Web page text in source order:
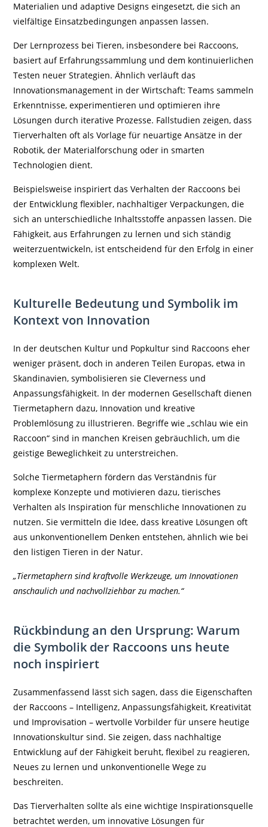
Materialien und adaptive Designs eingesetzt, die sich an
vielfältige Einsatzbedingungen anpassen lassen.
Der Lernprozess bei Tieren, insbesondere bei Raccoons,
basiert auf Erfahrungssammlung und dem kontinuierlichen
Testen neuer Strategien. Ähnlich verläuft das
Innovationsmanagement in der Wirtschaft: Teams sammeln
Erkenntnisse, experimentieren und optimieren ihre
Lösungen durch iterative Prozesse. Fallstudien zeigen, dass
Tierverhalten oft als Vorlage für neuartige Ansätze in der
Robotik, der Materialforschung oder in smarten
Technologien dient.
Beispielsweise inspiriert das Verhalten der Raccoons bei
der Entwicklung flexibler, nachhaltiger Verpackungen, die
sich an unterschiedliche Inhaltsstoffe anpassen lassen. Die
Fähigkeit, aus Erfahrungen zu lernen und sich ständig
weiterzuentwickeln, ist entscheidend für den Erfolg in einer
komplexen Welt.
Kulturelle Bedeutung und Symbolik im
Kontext von Innovation
In der deutschen Kultur und Popkultur sind Raccoons eher
weniger präsent, doch in anderen Teilen Europas, etwa in
Skandinavien, symbolisieren sie Cleverness und
Anpassungsfähigkeit. In der modernen Gesellschaft dienen
Tiermetaphern dazu, Innovation und kreative
Problemlösung zu illustrieren. Begriffe wie „schlau wie ein
Raccoon“ sind in manchen Kreisen gebräuchlich, um die
geistige Beweglichkeit zu unterstreichen.
Solche Tiermetaphern fördern das Verständnis für
komplexe Konzepte und motivieren dazu, tierisches
Verhalten als Inspiration für menschliche Innovationen zu
nutzen. Sie vermitteln die Idee, dass kreative Lösungen oft
aus unkonventionellem Denken entstehen, ähnlich wie bei
den listigen Tieren in der Natur.
„Tiermetaphern sind kraftvolle Werkzeuge, um Innovationen
anschaulich und nachvollziehbar zu machen.“
Rückbindung an den Ursprung: Warum
die Symbolik der Raccoons uns heute
noch inspiriert
Zusammenfassend lässt sich sagen, dass die Eigenschaften
der Raccoons – Intelligenz, Anpassungsfähigkeit, Kreativität
und Improvisation – wertvolle Vorbilder für unsere heutige
Innovationskultur sind. Sie zeigen, dass nachhaltige
Entwicklung auf der Fähigkeit beruht, flexibel zu reagieren,
Neues zu lernen und unkonventionelle Wege zu
beschreiten.
Das Tierverhalten sollte als eine wichtige Inspirationsquelle
betrachtet werden, um innovative Lösungen für